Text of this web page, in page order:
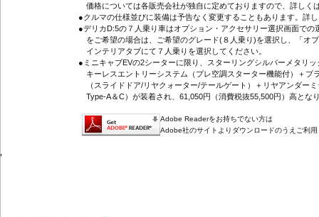
価格については各販売会社が独自に定めておりますので、詳しく
●クルマの仕様並びに装備は予告なく変更することもあります。詳
●デリカD:5の７人乗り車はオプション・アクセサリー選択画面での
をご希望の場合は、ご希望のグレード(８人乗り)を選択し、「オ
インテリアタブにて７人乗りを選択してください。
●ミニキャブEVの2シーターに限り、スターリングシルバーメタリ
キーレスエントリーシステム（プレ空調スターター機能付）＋プ
（スライドドア/リヤクォーター/テールゲート）＋リヤアンダー
Type-A＆C）が装着され、61,050円（消費税抜55,500円）高とな
Adobe Readerをお持ちでない方は
Adobe社のサイトよりダウンロードのうえご利
'